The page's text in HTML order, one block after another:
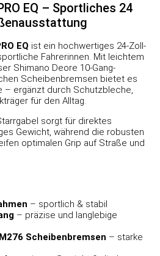
EQ – Sportliches 24
EQ ist ein hochwertiges 24-Zoll-
Fahrerinnen. Mit leichtem
Shimano Deore 10-Gang-
Scheibenbremsen bietet es
– ergänzt durch Schutzbleche,
für den Alltag.
sorgt für direktes
Gewicht, während die robusten
optimalen Grip auf Straße und
– sportlich & stabil
– präzise und langlebige
Scheibenbremsen – starke